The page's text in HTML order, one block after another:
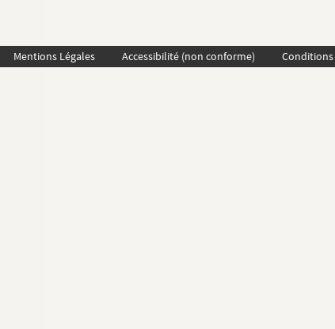
Mentions Légales Accessibilité (non conforme)